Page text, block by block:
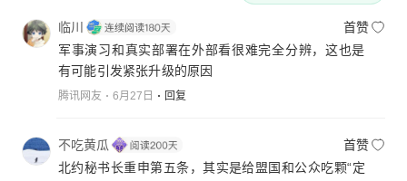
临川
首赞
军事演习和真实部署在外部看很难完全分辨，这也是
有可能引发紧张升级的原因
腾讯网友 6月27日 回复
不吃黄瓜
首赞
北约秘书长重申第五条，其实是给盟国和公众吃颗“定